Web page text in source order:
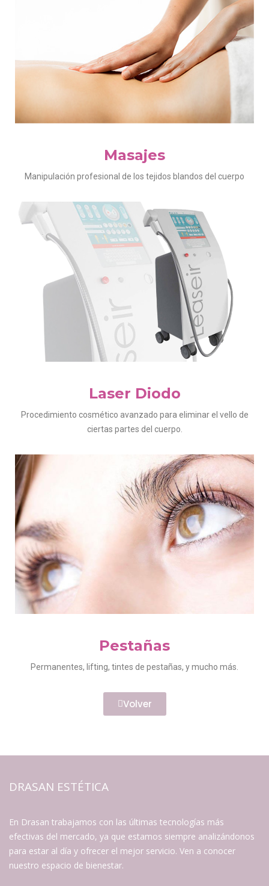
Masajes
Manipulación profesional de los tejidos blandos del cuerpo
Laser Diodo
Procedimiento cosmético avanzado para eliminar el vello de
ciertas partes del cuerpo.
Pestañas
Permanentes, lifting, tintes de pestañas, y mucho más.
Volver
DRASAN ESTÉTICA
En Drasan trabajamos con las últimas tecnologías más
efectivas del mercado, ya que estamos siempre analizándonos
para estar al día y ofrecer el mejor servicio. Ven a conocer
nuestro espacio de bienestar.